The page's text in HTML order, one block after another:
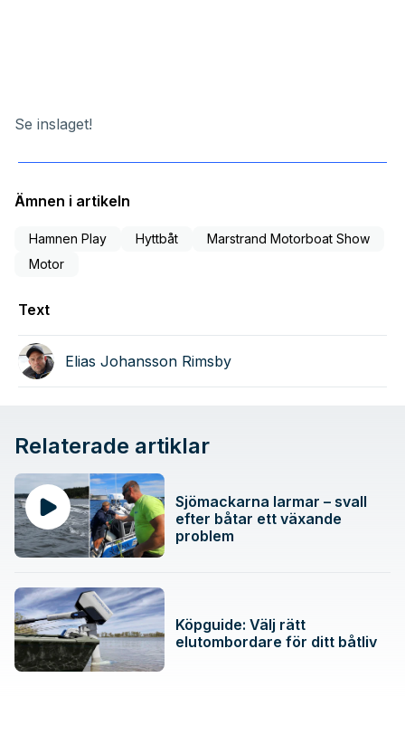
Se inslaget!
Ämnen i artikeln
Hamnen Play Hyttbåt
Marstrand Motorboat Show
Motor
Text
Elias Johansson Rimsby
Relaterade artiklar
Sjömackarna larmar – svall
efter båtar ett växande
problem
Köpguide: Välj rätt
elutombordare för ditt båtliv